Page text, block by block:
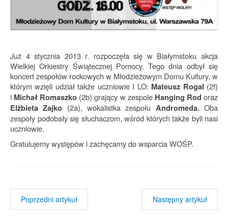
Już 4 stycznia 2013 r. rozpoczęła się w Białymstoku akcja
Wielkiej Orkiestry Świątecznej Pomocy. Tego dnia odbył się
koncert zespołów rockowych w Młodzieżowym Domu Kultury, w
którym wzięli udział także uczniowie I LO: Mateusz Rogal (2f)
i Michał Romaszko (2b) grający w zespole Hanging Rod oraz
Elżbieta Zajko (2a), wokalistka zespołu Andromeda.Oba
zespoły podobały się słuchaczom, wśród których także byli nasi
uczniowie.
Gratulujemy występów i zachęcamy do wsparcia WOŚP.
Poprzedni artykuł Następny artykuł